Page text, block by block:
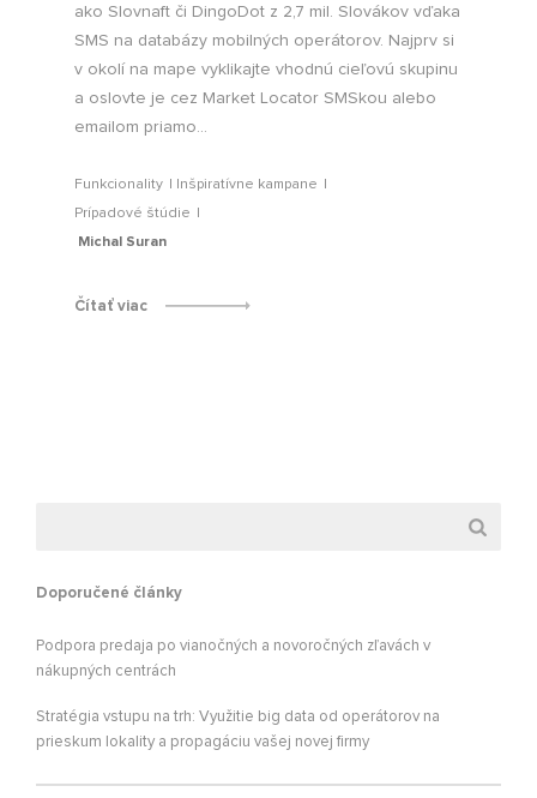
ako Slovnaft či DingoDot z 2,7 mil. Slovákov vďaka
SMS na databázy mobilných operátorov. Najprv si
v okolí na mape vyklikajte vhodnú cieľovú skupinu
a oslovte je cez Market Locator SMSkou alebo
emailom priamo...
Funkcionality
Inšpiratívne kampane
Prípadové štúdie
Michal Suran
Čítať viac
Doporučené články
Podpora predaja po vianočných a novoročných zľavách v
nákupných centrách
Stratégia vstupu na trh: Využitie big data od operátorov na
prieskum lokality a propagáciu vašej novej firmy